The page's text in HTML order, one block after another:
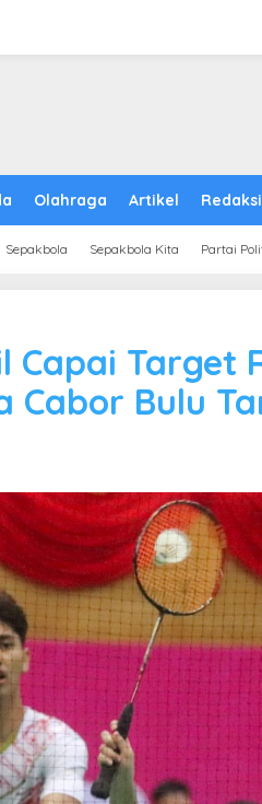
Olahraga Artikel Redaksi
Sepakbola Sepakbola Kita Partai
Capai Target
Cabor Bulu